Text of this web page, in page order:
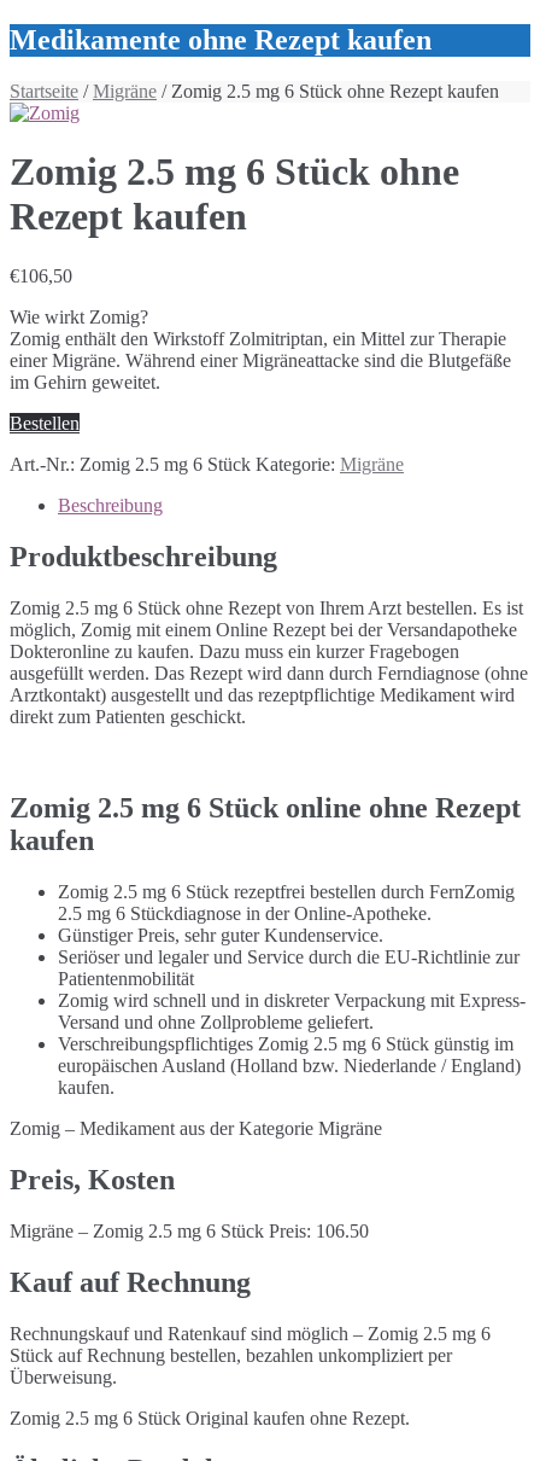
Medikamente ohne Rezept kaufen
Startseite /Migräne / Zomig 2.5 mg 6 Stück ohne Rezept kaufen
Zomig 2.5 mg 6 Stück ohne
Rezept kaufen
€106,50
Wie wirkt Zomig?
Zomig enthält den Wirkstoff Zolmitriptan, ein Mittel zur Therapie
einer Migräne. Während einer Migräneattacke sind die Blutgefäße
im Gehirn geweitet.
Bestellen
Art.-Nr.: Zomig 2.5 mg 6 Stück Kategorie: Migräne
Beschreibung
Produktbeschreibung
Zomig 2.5 mg 6 Stück ohne Rezept von Ihrem Arzt bestellen. Es ist
möglich, Zomig mit einem Online Rezept bei der Versandapotheke
Dokteronline zu kaufen. Dazu muss ein kurzer Fragebogen
ausgefüllt werden. Das Rezept wird dann durch Ferndiagnose (ohne
Arztkontakt) ausgestellt und das rezeptpflichtige Medikament wird
direkt zum Patienten geschickt.
Zomig 2.5 mg 6 Stück online ohne Rezept
kaufen
Zomig 2.5 mg 6 Stück rezeptfrei bestellen durch FernZomig
2.5 mg 6 Stückdiagnose in der Online-Apotheke.
Günstiger Preis, sehr guter Kundenservice.
Seriöser und legaler und Service durch die EU-Richtlinie zur
Patientenmobilität
Zomig wird schnell und in diskreter Verpackung mit Express-
Versand und ohne Zollprobleme geliefert.
Verschreibungspflichtiges Zomig 2.5 mg 6 Stück günstig im
europäischen Ausland (Holland bzw. Niederlande / England)
kaufen.
Zomig – Medikament aus der Kategorie Migräne
Preis, Kosten
Migräne – Zomig 2.5 mg 6 Stück Preis: 106.50
Kauf auf Rechnung
Rechnungskauf und Ratenkauf sind möglich – Zomig 2.5 mg 6
Stück auf Rechnung bestellen, bezahlen unkompliziert per
Überweisung.
Zomig 2.5 mg 6 Stück Original kaufen ohne Rezept.